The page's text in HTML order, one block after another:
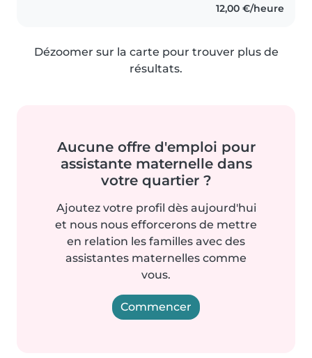
12,00 €/heure
Dézoomer sur la carte pour trouver plus de
résultats.
Aucune offre d'emploi pour
assistante maternelle dans
votre quartier ?
Ajoutez votre profil dès aujourd'hui
et nous nous efforcerons de mettre
en relation les familles avec des
assistantes maternelles comme
vous.
Commencer